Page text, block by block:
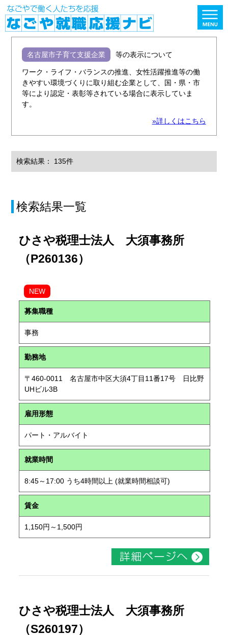
名古屋市子育て支援企業 等の表示について
ワーク・ライフ・バランスの推進、女性活躍推進等の働
きやすい環境づくりに取り組む企業として、国・県・市
等により認定・表彰等されている場合に表示していま
す。
»詳しくはこちら
検索結果： 135件
検索結果一覧
ひさや税理士法人 大須事務所
（P260136）
NEW
募集職種
事務
勤務地
〒460-0011 名古屋市中区大須4丁目11番17号 日比野
UHビル3B
雇用形態
パート・アルバイト
就業時間
8:45～17:00 うち4時間以上 (就業時間相談可)
賃金
1,150円～1,500円
ひさや税理士法人 大須事務所
（S260197）